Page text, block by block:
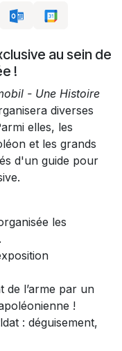
au sein de
!
- Une Histoire
diverses
elles, les
et les grands
d'un guide pour
les
.
de l’arme par un
!
: déguisement,